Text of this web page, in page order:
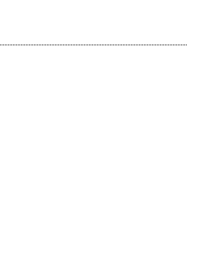
Bádminton